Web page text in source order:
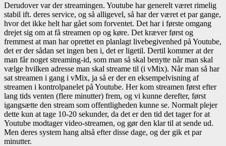
Derudover var der streamingen. Youtube har generelt været rimelig
stabil ift. deres service, og så alligevel, så har der været et par gange,
hvor det ikke helt har gået som forventet. Det har i første omgang
drejet sig om at få streamen op og køre. Det kræver først og
fremmest at man har oprettet en planlagt livebegivenhed på Youtube,
det er der sådan set ingen ben i, det er ligetil. Dertil kommer at der
man får noget streaming-id, som man så skal benytte når man skal
vælge hvilken adresse man skal streame til (i vMix). Når man så har
sat streamen i gang i vMix, ja så er der en eksempelvisning af
streamen i kontrolpanelet på Youtube. Her kom streamen først efter
lang tids venten (flere minutter) frem, og vi kunne derefter, først
igangsætte den stream som offentligheden kunne se. Normalt plejer
dette kun at tage 10-20 sekunder, da det er den tid det tager for at
Youtube modtager video-streamen, og gør den klar til at sende ud.
Men deres system hang altså efter disse dage, og der gik et par
minutter.